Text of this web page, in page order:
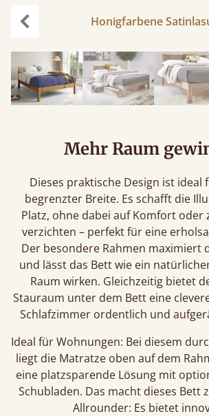
Honigfarbene
Mehr Raum
Dieses praktische Design ist ideal
begrenzter Breite. Es schafft die
Platz, ohne dabei auf Komfort oder
verzichten – perfekt für eine
Der besondere Rahmen maximiert
und lässt das Bett wie ein
Raum wirken. Gleichzeitig bietet
Stauraum unter dem Bett eine
Schlafzimmer ordentlich und
Ideal für Wohnungen: Bei diesem
liegt die Matratze oben auf dem
eine platzsparende Lösung mit
Schubladen. Das macht dieses Bett
Allrounder: Es bietet